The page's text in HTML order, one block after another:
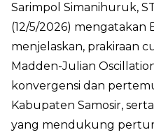
Sarimpol Simanihuruk,
(12/5/2026) mengatakan
menjelaskan, prakiraan
Madden-Julian
konvergensi dan
Kabupaten Samosir,
yang mendukung